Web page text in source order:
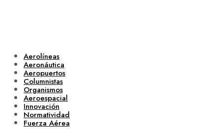
Aerolíneas
Aeronáutica
Aeropuertos
Columnistas
Organismos
Aeroespacial
Innovación
Normatividad
Fuerza Aérea